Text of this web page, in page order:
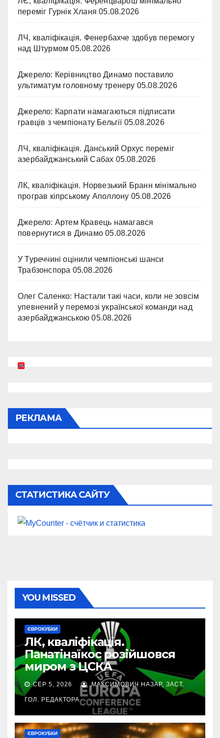
переміг Гурнік Хланя 05.08.2026
ЛЧ, кваліфікація. Фенербахче здобув перемогу
над Штурмом 05.08.2026
Джерело: Керівництво Динамо поставило
ультиматум головному тренеру 05.08.2026
Джерело: Карпати намагаються підписати
гравців з чемпіонату Бельгії 05.08.2026
ЛЧ, кваліфікація. Данський Орхус переміг
азербайджанський Сабах 05.08.2026
ЛК, кваліфікація. Норвезький Бранн мінімально
програв кіпрському Аполлону 05.08.2026
Джерело: Артем Кравець намагався
повернутися в Динамо 05.08.2026
У Туреччині оцінили чемпіонські шанси
Трабзонспора 05.08.2026
Олег Саленко: Настали такі часи, коли не зовсім
упевнений у перемозі української команди над
азербайджанською 05.08.2026
РЕКЛАМА
СТАТИСТИКА САЙТУ
YOU MISSED
ЄВРОКУБКИ
ЛК, кваліфікація.
Панатінаїкос розійшовся
миром з ЦСКА
СЕР 5, 2026 МАКСИМОВИЧ НАЗАР, ЗАСТ.
ГОЛ. РЕДАКТОРА
ЄВРОКУБКИ